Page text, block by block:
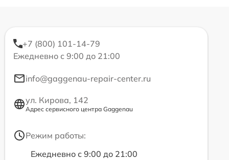
+7 (800) 101-14-79
Ежедневно с 9:00 до 21:00
info@gaggenau-repair-center.ru
ул. Кирова, 142
Адрес сервисного центра Gaggenau
Режим работы:
Ежедневно с 9:00 до 21:00